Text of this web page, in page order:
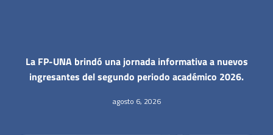
La FP-UNA brindó una jornada informativa a nuevos
ingresantes del segundo periodo académico 2026.
agosto 6, 2026